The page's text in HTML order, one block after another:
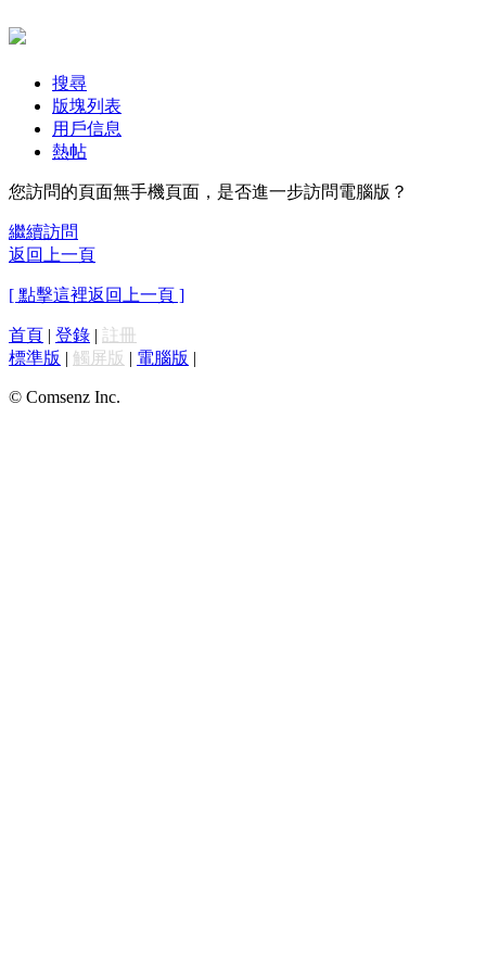
搜尋
版塊列表
用戶信息
熱帖
您訪問的頁面無手機頁面，是否進一步訪問電腦版？
繼續訪問
返回上一頁
[ 點擊這裡返回上一頁 ]
首頁 | 登錄 | 註冊
標準版 | 觸屏版 | 電腦版 |
© Comsenz Inc.